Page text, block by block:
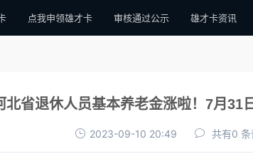
点我申领雄才卡 审核通过公示 雄才卡资讯
北省退休人员基本养老金涨啦！7月31
2023-09-10 20:49 共有0 条